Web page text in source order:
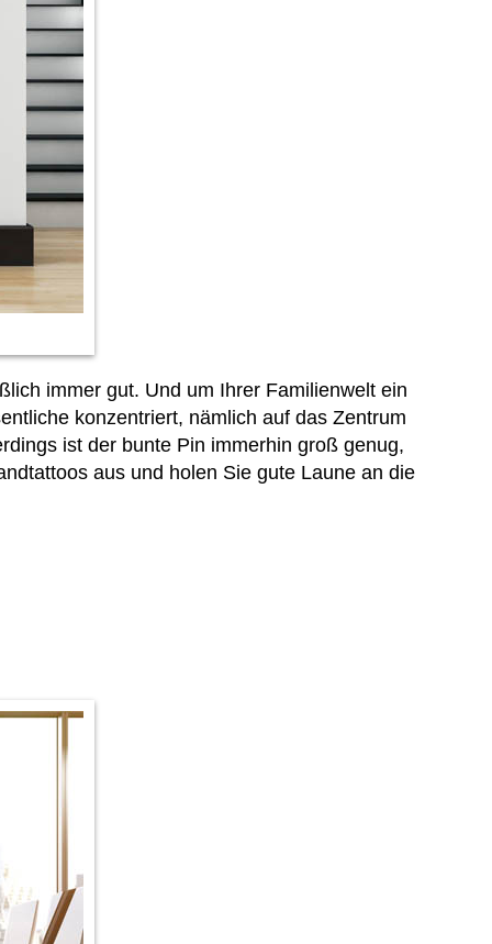
immer gut. Und um Ihrer Familienwelt ein
konzentriert, nämlich auf das Zentrum
ist der bunte Pin immerhin groß genug,
aus und holen Sie gute Laune an die